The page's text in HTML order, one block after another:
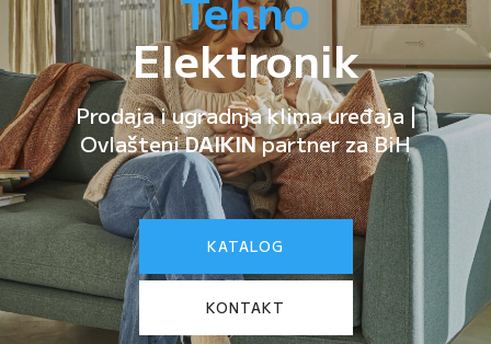
Elektronik
Prodaja i ugradnja klima uređaja |
OvlašteniDAIKINpartner za BiH
KATALOG
KONTAKT